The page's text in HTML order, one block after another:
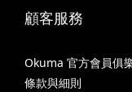
顧客服務
Okuma 官方會員俱
條款與細則